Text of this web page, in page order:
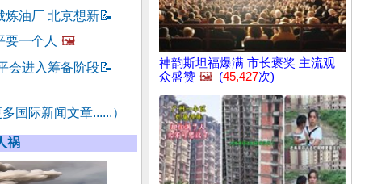
炼油厂 北京想新📝
要一个人 🖼️
会进入筹备阶段📝
多国际新闻文章......）
祸
神韵斯坦福爆满 市长褒奖 主流观
众盛赞 🖼️ (45,427次)